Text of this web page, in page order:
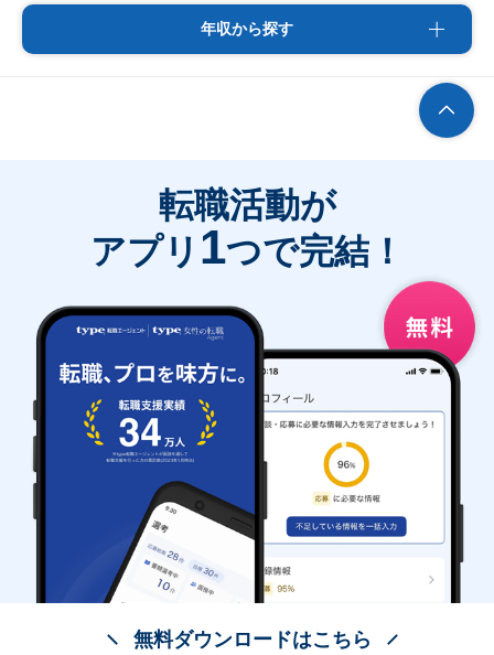
年収から探す
転職活動が
アプリ 1つで完結！
無料ダウンロードはこちら